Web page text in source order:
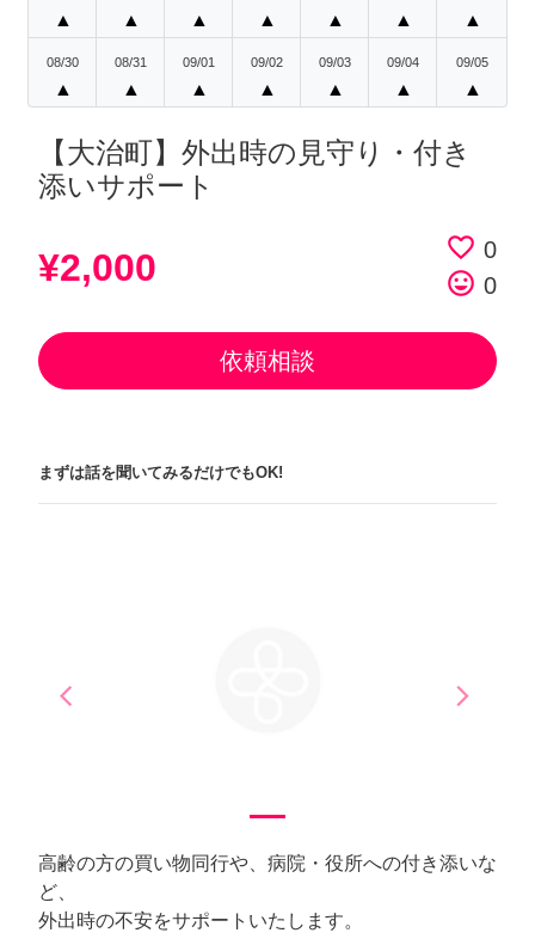
▲ ▲ ▲ ▲ ▲ ▲ ▲
08/30
▲
08/31
▲
09/01
▲
09/02
▲
09/03
▲
09/04
▲
09/05
▲
【大治町】外出時の見守り・付き
添いサポート
¥2,000 favorite_border 0
tag_faces 0
依頼相談
まずは話を聞いてみるだけでもOK!
arrow_back_iosPrevious arrow_forward_iosNext
高齢の方の買い物同行や、病院・役所への付き添いな
ど、
外出時の不安をサポートいたします。